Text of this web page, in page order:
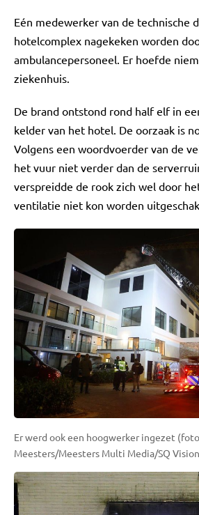
Eén medewerker van de technische
hotelcomplex nagekeken worden
ambulancepersoneel. Er hoefde
ziekenhuis.
De brand ontstond rond half elf in
kelder van het hotel. De oorzaak is
Volgens een woordvoerder van de
het vuur niet verder dan de
verspreidde de rook zich wel door
ventilatie niet kon worden
Er werd ook een hoogwerker ingezet
Meesters/Meesters Multi Media/SQ